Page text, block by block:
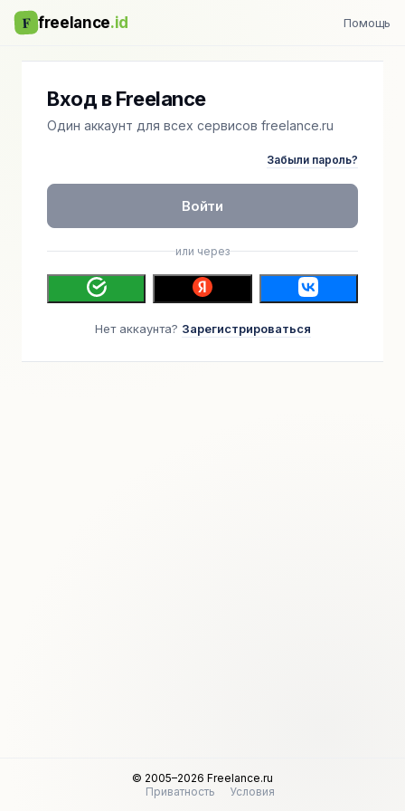
F freelance.id Помощь
Вход в Freelance
Один аккаунт для всех сервисов freelance.ru
Забыли пароль?
Войти
или через
Нет аккаунта? Зарегистрироваться
© 2005–2026 Freelance.ru
Приватность
Условия